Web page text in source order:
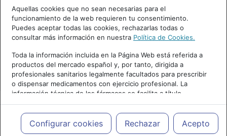
Accede o regístrate con tu email.
Cancelar
Aquellas cookies que no sean necesarias para el
funcionamiento de la web requieren tu consentimiento.
Puedes aceptar todas las cookies, rechazarlas todas o
consultar más información en nuestra Política de Cookies.
Toda la información incluida en la Página Web está referida a
productos del mercado español y, por tanto, dirigida a
profesionales sanitarios legalmente facultados para prescribir
o dispensar medicamentos con ejercicio profesional. La
información técnica de los fármacos se facilita a título
meramente informativo, siendo responsabilidad de los
profesionales facultados prescribir medicamentos y decidir, en
cada caso concreto, el tratamiento más adecuado a las
necesidades del paciente.
Configurar cookies Rechazar Acepto
Actualidad y Artículos|Neurociencias